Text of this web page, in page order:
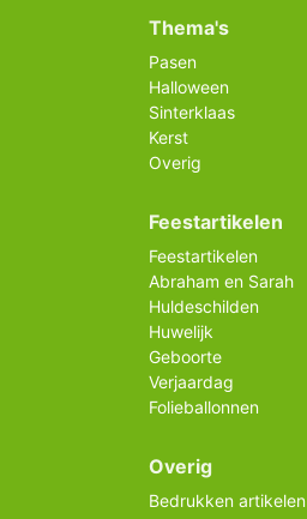
Thema's
Pasen
Halloween
Sinterklaas
Kerst
Overig
Feestartikelen
Feestartikelen
Abraham en Sarah
Huldeschilden
Huwelijk
Geboorte
Verjaardag
Folieballonnen
Overig
Bedrukken artikelen